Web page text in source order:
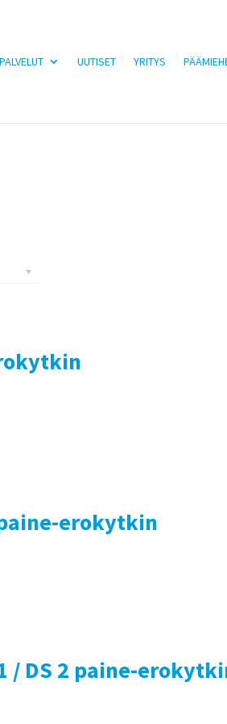
PALVELUT UUTISET YRITYS
erokytkin
/ DS 2 paine-